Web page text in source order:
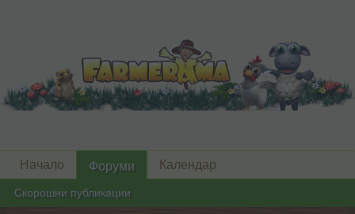
Начало Форуми
Скорошни публикации
Календар